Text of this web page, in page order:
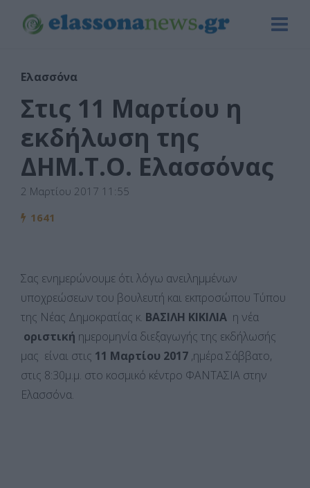
Ελασσόνα
Στις 11 Μαρτίου η
εκδήλωση της
ΔΗΜ.Τ.Ο. Ελασσόνας
2 Μαρτίου 2017 11:55
1641
Σας ενημερώνουμε ότι λόγω ανειλημμένων
υποχρεώσεων του βουλευτή και εκπροσώπου Τύπου
της Νέας Δημοκρατίας κ. ΒΑΣΙΛΗ ΚΙΚΙΛΙΑ η νέα
οριστική ημερομηνία διεξαγωγής της εκδήλωσής
μας είναι στις 11 Μαρτίου 2017 ,ημέρα Σάββατο,
στις 8:30μ.μ. στο κοσμικό κέντρο ΦΑΝΤΑΣΙΑ στην
Ελασσόνα.